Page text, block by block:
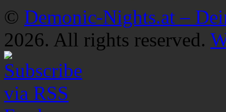
© Demonic-Nights.at –
2026. All rights reserved.